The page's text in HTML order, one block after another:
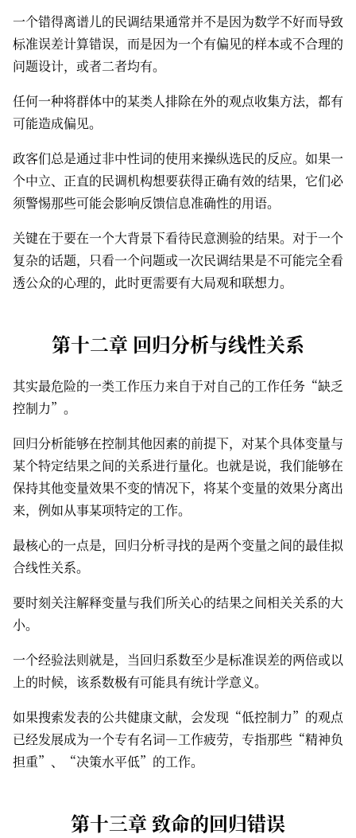
一个错得离谱儿的民调结果通常并不是因为数学不好而导致
标准误差计算错误，而是因为一个有偏见的样本或不合理的
问题设计，或者二者均有。
任何一种将群体中的某类人排除在外的观点收集方法，都有
可能造成偏见。
政客们总是通过非中性词的使用来操纵选民的反应。如果一
个中立、正直的民调机构想要获得正确有效的结果，它们必
须警惕那些可能会影响反馈信息准确性的用语。
关键在于要在一个大背景下看待民意测验的结果。对于一个
复杂的话题，只看一个问题或一次民调结果是不可能完全看
透公众的心理的，此时更需要有大局观和联想力。
第十二章 回归分析与线性关系
其实最危险的一类工作压力来自于对自己的工作任务“缺乏
控制力”。
回归分析能够在控制其他因素的前提下，对某个具体变量与
某个特定结果之间的关系进行量化。也就是说，我们能够在
保持其他变量效果不变的情况下，将某个变量的效果分离出
来，例如从事某项特定的工作。
最核心的一点是，回归分析寻找的是两个变量之间的最佳拟
合线性关系。
要时刻关注解释变量与我们所关心的结果之间相关关系的大
小。
一个经验法则就是，当回归系数至少是标准误差的两倍或以
上的时候，该系数极有可能具有统计学意义。
如果搜索发表的公共健康文献，会发现“低控制力”的观点
已经发展成为一个专有名词—工作疲劳，专指那些“精神负
担重”、“决策水平低”的工作。
第十三章 致命的回归错误